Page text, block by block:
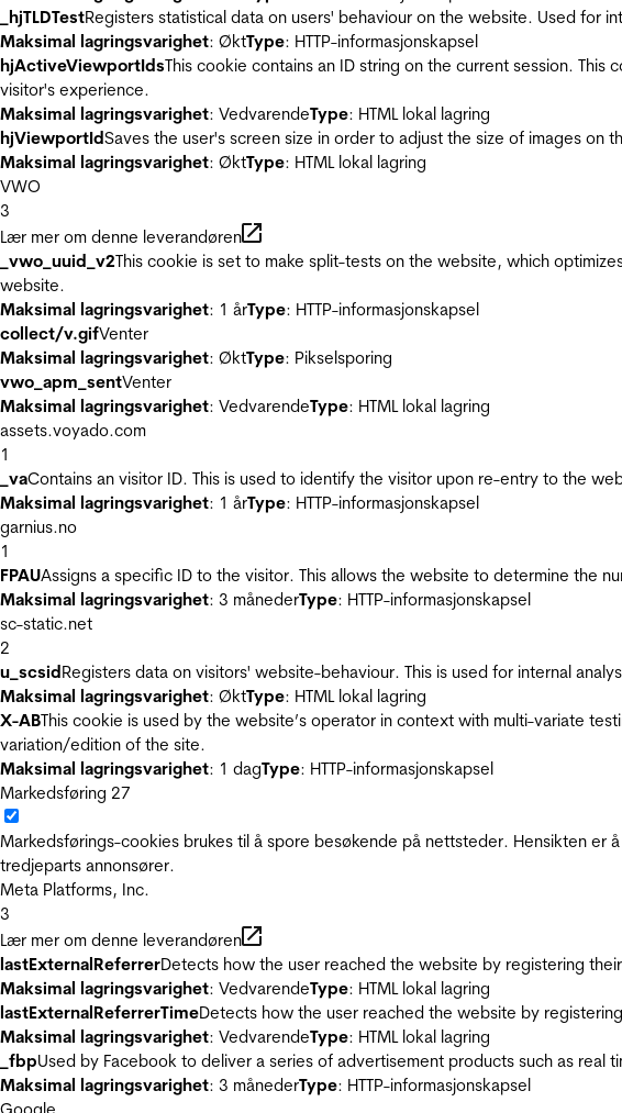
_hjTLDTestRegisters statistical data on users' behaviour on the website. Used for
Maksimal lagringsvarighet: ØktType: HTTP-informasjonskapsel
hjActiveViewportIdsThis cookie contains an ID string on the current session.
visitor's experience.
Maksimal lagringsvarighet: VedvarendeType: HTML lokal lagring
hjViewportIdSaves the user's screen size in order to adjust the size of images on
Maksimal lagringsvarighet: ØktType: HTML lokal lagring
VWO
3
Lær mer om denne leverandøren
_vwo_uuid_v2This cookie is set to make split-tests on the website, which
website.
Maksimal lagringsvarighet: 1 årType: HTTP-informasjonskapsel
collect/v.gifVenter
Maksimal lagringsvarighet: ØktType: Pikselsporing
vwo_apm_sentVenter
Maksimal lagringsvarighet: VedvarendeType: HTML lokal lagring
assets.voyado.com
1
_vaContains an visitor ID. This is used to identify the visitor upon re-entry to the
Maksimal lagringsvarighet: 1 årType: HTTP-informasjonskapsel
garnius.no
1
FPAUAssigns a specific ID to the visitor. This allows the website to determine the
Maksimal lagringsvarighet: 3 månederType: HTTP-informasjonskapsel
sc-static.net
2
u_scsidRegisters data on visitors' website-behaviour. This is used for internal
Maksimal lagringsvarighet: ØktType: HTML lokal lagring
X-ABThis cookie is used by the website’s operator in context with multi-variate
variation/edition of the site.
Maksimal lagringsvarighet: 1 dagType: HTTP-informasjonskapsel
Markedsføring 27
Markedsførings-cookies brukes til å spore besøkende på nettsteder. Hensikten
tredjeparts annonsører.
Meta Platforms, Inc.
3
Lær mer om denne leverandøren
lastExternalReferrerDetects how the user reached the website by registering their
Maksimal lagringsvarighet: VedvarendeType: HTML lokal lagring
lastExternalReferrerTimeDetects how the user reached the website by
Maksimal lagringsvarighet: VedvarendeType: HTML lokal lagring
_fbpUsed by Facebook to deliver a series of advertisement products such as real
Maksimal lagringsvarighet: 3 månederType: HTTP-informasjonskapsel